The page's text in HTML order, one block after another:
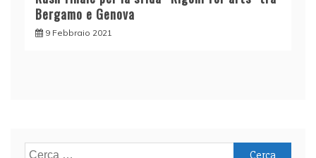
Bergamo e Genova
9 Febbraio 2021
Ricerca